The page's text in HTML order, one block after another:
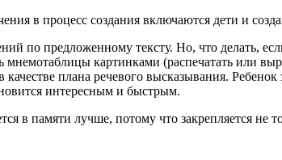
в процесс создания включаются дети и
по предложенному тексту. Но, что делать,
картинками (распечатать или
плана речевого высказывания.
интересным и быстрым.
в памяти лучше, потому что закрепляется не